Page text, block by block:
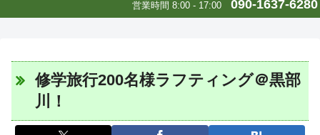
営業時間 8:00 - 17:00 090-1637-6280
修学旅行200名様ラフティング＠黒部
川！